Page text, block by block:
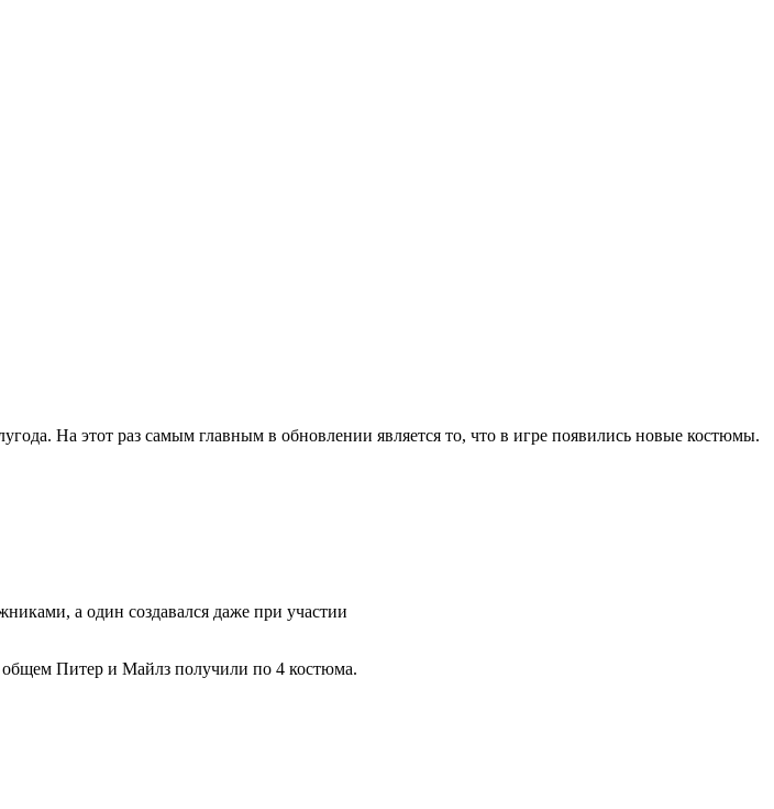
На этот раз самым главным в обновлении является то, что в игре появились новые костюмы.
а один создавался даже при участии
общем Питер и Майлз получили по 4 костюма.